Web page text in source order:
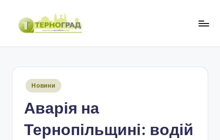
Перейти
Опубліковано
Новини
Аварія на
Тернопільщині: водій